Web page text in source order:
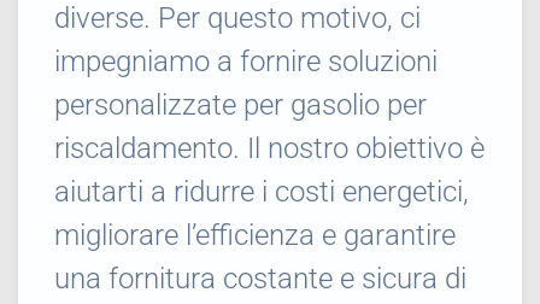
diverse. Per questo motivo, ci
impegniamo a fornire soluzioni
personalizzate per gasolio per
riscaldamento. Il nostro obiettivo è
aiutarti a ridurre i costi energetici,
migliorare l’efficienza e garantire
una fornitura costante e sicura di